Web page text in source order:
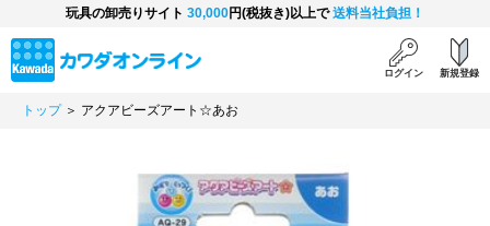
玩具の卸売りサイト 30,000円(税抜き)以上で送料当社負担！
ログイン 新規登録
トップ＞ アクアビーズアート☆あお